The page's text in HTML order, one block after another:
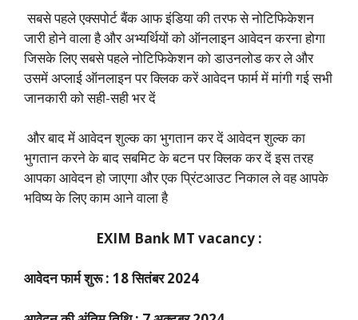
सबसे पहले एक्सपोर्ट बैंक आफ इंडिया की तरफ से नोटिफिकेशन
जारी होने वाला है और अभ्यर्थियों को ऑनलाइन आवेदन करना होगा
जिसके लिए सबसे पहले नोटिफिकेशन को डाउनलोड कर ले और
उसमें अप्लाई ऑनलाइन पर क्लिक करें आवेदन फार्म में मांगी गई सभी
जानकारी को सही-सही भर दें
और बाद में आवेदन शुल्क का भुगतान कर दें आवेदन शुल्क का
भुगतान करने के बाद सबमिट के बटन पर क्लिक कर दें इस तरह
आपका आवेदन हो जाएगा और एक प्रिंटआउट निकाल ले वह आपके
भविष्य के लिए काम आने वाला है
EXIM Bank MT vacancy :
आवेदन फार्म शुरू : 18 सितंबर 2024